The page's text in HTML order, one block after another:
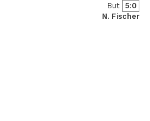
But 5:0
N. Fischer